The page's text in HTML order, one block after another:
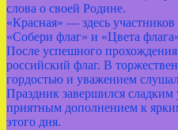
слова о своей Родине.
«Красная» — здесь
«Собери флаг» и «Цвета
После успешного
российский флаг. В
гордостью и уважением
Праздник завершился сладким
приятным дополнением к
этого дня.